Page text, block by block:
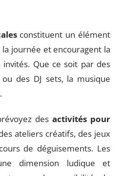
constituent un élément
journée et encouragent la
Que ce soit par des
des DJ sets, la musique
des activités pour
ateliers créatifs, des jeux
de déguisements. Les
dimension ludique et